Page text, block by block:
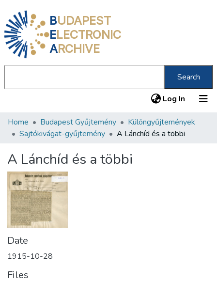
BUDAPEST
ELECTRONIC
ARCHIVE
Search
Log In (current)
Communities & Collections
Statistics
About us
Home Budapest Gyűjtemény
Különgyűjtemények
Sajtókivágat-gyűjtemény
A Lánchíd és a többi
A Lánchíd és a többi
Date
1915-10-28
Files